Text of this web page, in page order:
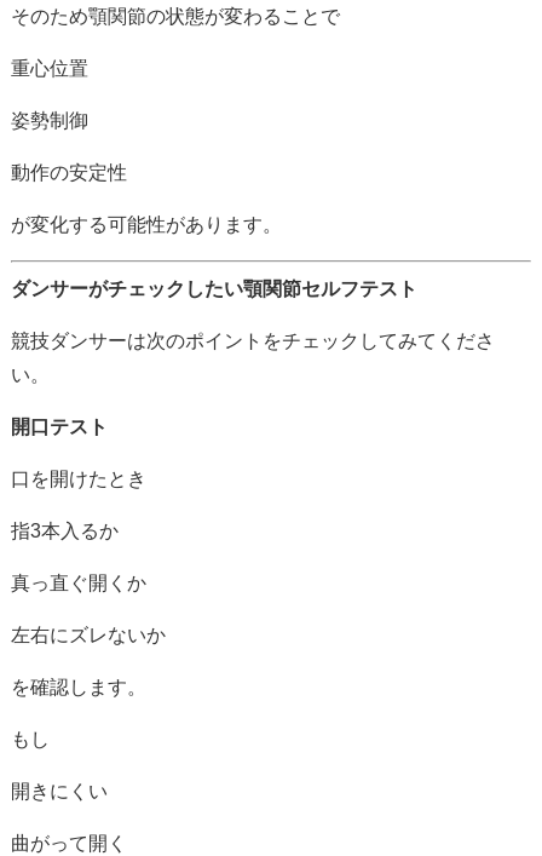
そのため顎関節の状態が変わる こと で
重心位置
姿勢制御
動作の安定性
が変化する可能性があり ます。
ダンサーがチェック したい顎関節セルフテスト
競技ダンサーは次のポイント をチェック してみて くださ
い。
開口 テスト
口 を開けた とき
指3本 入るか
真っ直ぐ開く か
左右に ズレないか
を確認し ます。
もし
開き にくい
曲がって 開く